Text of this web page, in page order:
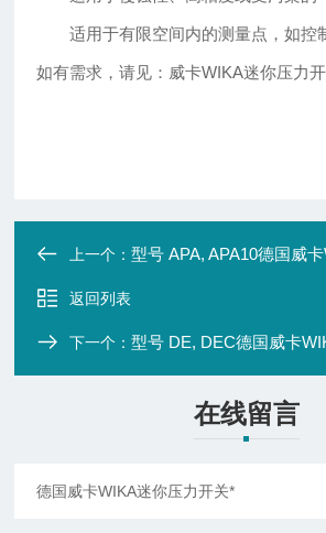
适用于有限空间内的测量点，如控
如有需求，请见：威卡WIKA迷你压力
上一个：型号 APA, APA10德国威
返回列表
下一个：型号 DE, DEC德国威卡WIKA
在线留言